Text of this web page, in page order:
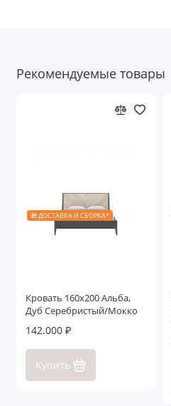
Рекомендуемые товары
🎁 ДОСТАВКА И СБОРКА*
Кровать 160x200 Альба,
Дуб Серебристый/Мокко
142.000 ₽
Купить